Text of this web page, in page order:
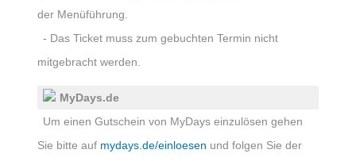
der Menüführung.
- Das Ticket muss zum gebuchten Termin nicht
mitgebracht werden.
MyDays.de
Um einen Gutschein von MyDays einzulösen gehen
Sie bitte auf mydays.de/einloesen und folgen Sie der